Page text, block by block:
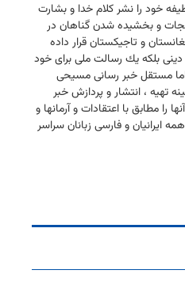
خود را نشر كلام خدا و بشارت
و بخشیده شدن گناهان در
و تاجیكستان قرار داده
بلكه یك رسالت ملی برای خود
مستقل خبر رسانی مسیحی
تهیه ، انتشار و پردازش خبر
را مطابق با اعتقادات و آرمانها و
ایرانیان و فارسی زبانان سراسر